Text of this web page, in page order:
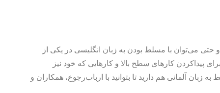
می‌توان با مسلط بودن به زبان انگلیسی در یکی از
پیداکردن کارهای سطح بالا و کارهایی که خود نیز
زبان آلمانی هم دارید تا بتوانید با ارباب‌رجوع، همکاران و